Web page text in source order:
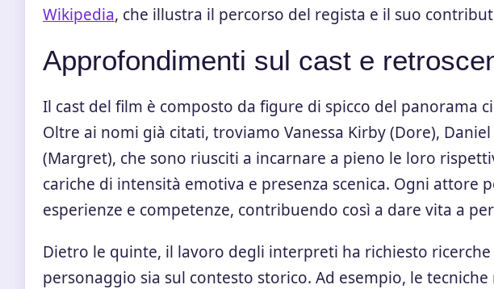
Wikipedia, che illustra il percorso del regista e il suo
Approfondimenti sul cast e
Il cast del film è composto da figure di spicco del panorama
Oltre ai nomi già citati, troviamo Vanessa Kirby (Dore),
(Margret), che sono riusciti a incarnare a pieno le loro
cariche di intensità emotiva e presenza scenica. Ogni attore
esperienze e competenze, contribuendo così a dare vita a
Dietro le quinte, il lavoro degli interpreti ha richiesto
personaggio sia sul contesto storico. Ad esempio, le